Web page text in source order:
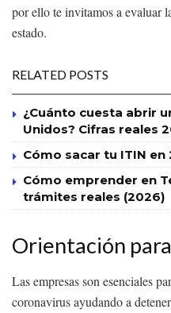
por ello te invitamos a evaluar
estado.
RELATED POSTS
¿Cuánto cuesta abrir
Unidos? Cifras reales
Cómo sacar tu ITIN
Cómo emprender en
trámites reales (2026)
Orientación
Las empresas son esenciales
coronavirus ayudando a